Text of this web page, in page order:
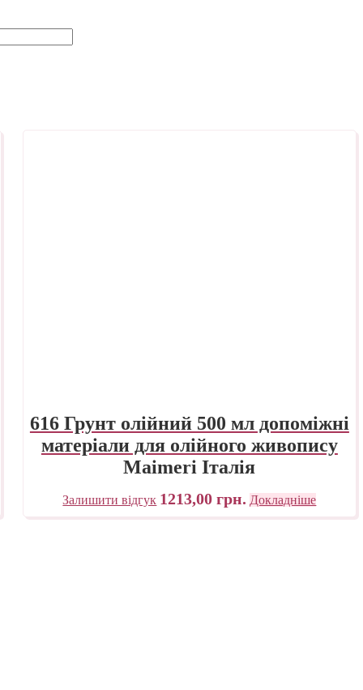
616 Грунт олійний 500 мл допоміжні
матеріали для олійного живопису
Maimeri Італія
Залишити відгук 1213,00грн. Докладніше